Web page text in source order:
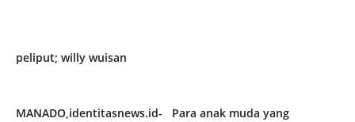
peliput; willy wuisan
MANADO,identitasnews.id- Para anak muda yang